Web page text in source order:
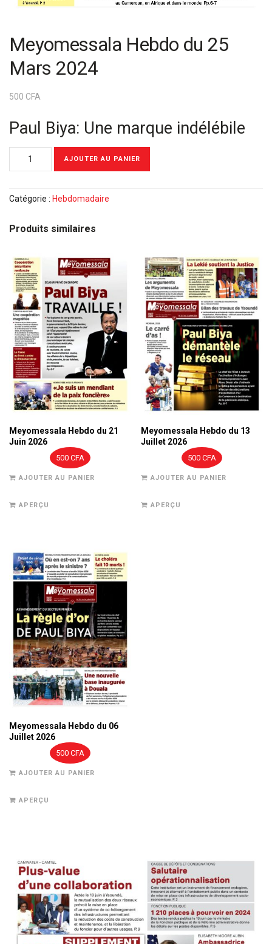
Meyomessala Hebdo du 25
Mars 2024
500 CFA
Paul Biya: Une marque indélébile
quantité
Hebdo
Mars
AJOUTER AU PANIER
Catégorie : Hebdomadaire
Produits similaires
Meyomessala Hebdo du 21
Juin 2026
500 CFA
AJOUTER AU PANIER
APERÇU
Meyomessala Hebdo du 13
Juillet 2026
500CFA
AJOUTER AU PANIER
APERÇU
Meyomessala Hebdo du 06
Juillet 2026
500 CFA
AJOUTER AU PANIER
APERÇU